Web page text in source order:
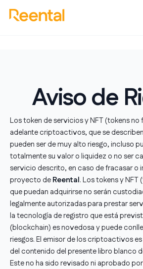
Aviso de
Los token de servicios y NFT (tokens no
adelante criptoactivos, que se
pueden ser de muy alto riesgo, incluso
totalmente su valor o liquidez o no ser
servicio descrito, en caso de fracasar o
proyecto deReental. Los tokens y NFT
que puedan adquirirse no serán
legalmente autorizadas para prestar
la tecnología de registro que está
(blockchain) es novedosa y puede
riesgos. El emisor de los criptoactivos
del contenido del presente libro blanco
Este no ha sido revisado ni aprobado